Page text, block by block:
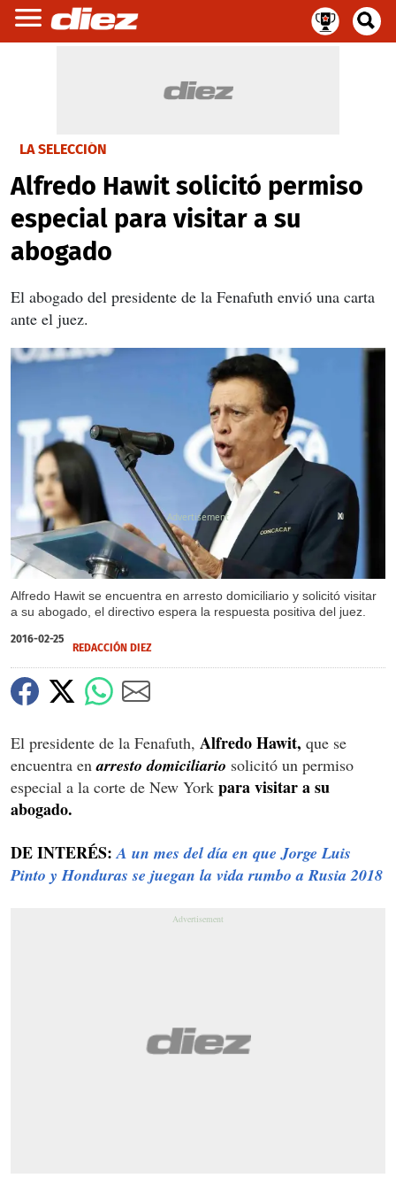
LA SELECCIÓN
Alfredo Hawit solicitó permiso
especial para visitar a su
abogado
El abogado del presidente de la Fenafuth envió una carta
ante el juez.
Alfredo Hawit se encuentra en arresto domiciliario y solicitó visitar
a su abogado, el directivo espera la respuesta positiva del juez.
X
2016-02-25
REDACCIÓN DIEZ
El presidente de la Fenafuth, Alfredo Hawit, que se
encuentra enarresto domiciliario solicitó un permiso
especial a la corte de New York para visitar a su
abogado.
DE INTERÉS:A un mes del día en que Jorge Luis
Pinto y Honduras se juegan la vida rumbo a Rusia 2018